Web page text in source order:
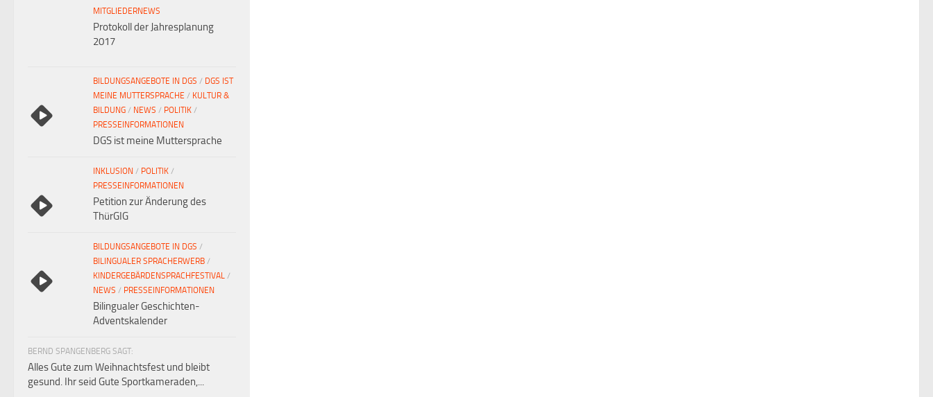
MITGLIEDERNEWS
Protokoll der Jahresplanung
2017
BILDUNGSANGEBOTE IN DGS / DGS IST
MEINE MUTTERSPRACHE / KULTUR &
BILDUNG / NEWS / POLITIK /
PRESSEINFORMATIONEN
DGS ist meine Muttersprache
INKLUSION / POLITIK /
PRESSEINFORMATIONEN
Petition zur Änderung des
ThürGIG
BILDUNGSANGEBOTE IN DGS /
BILINGUALER SPRACHERWERB /
KINDERGEBÄRDENSPRACHFESTIVAL /
NEWS / PRESSEINFORMATIONEN
Bilingualer Geschichten-
Adventskalender
BERND SPANGENBERG SAGT:
Alles Gute zum Weihnachtsfest und bleibt
gesund. Ihr seid Gute Sportkameraden,...